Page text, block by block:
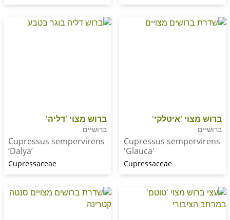
'איטלקי'
Cupressus
Cupressaceae
ברוש מצוי 'דליה'
Cupressus sempervirens
Cupressaceae